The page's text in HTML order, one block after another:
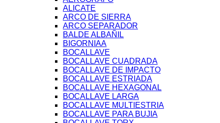
ALICATE
ARCO DE SIERRA
ARCO SEPARADOR
BALDE ALBAÑIL
BIGORNIAA
BOCALLAVE
BOCALLAVE CUADRADA
BOCALLAVE DE IMPACTO
BOCALLAVE ESTRIADA
BOCALLAVE HEXAGONAL
BOCALLAVE LARGA
BOCALLAVE MULTIESTRIA
BOCALLAVE PARA BUJIA